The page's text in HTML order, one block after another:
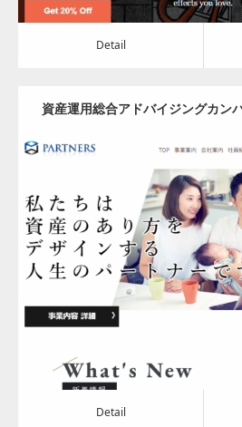
Detail
資産運用総合アドバイジングカン
ナーズ
Update:
Category:その他
Visit
Detail